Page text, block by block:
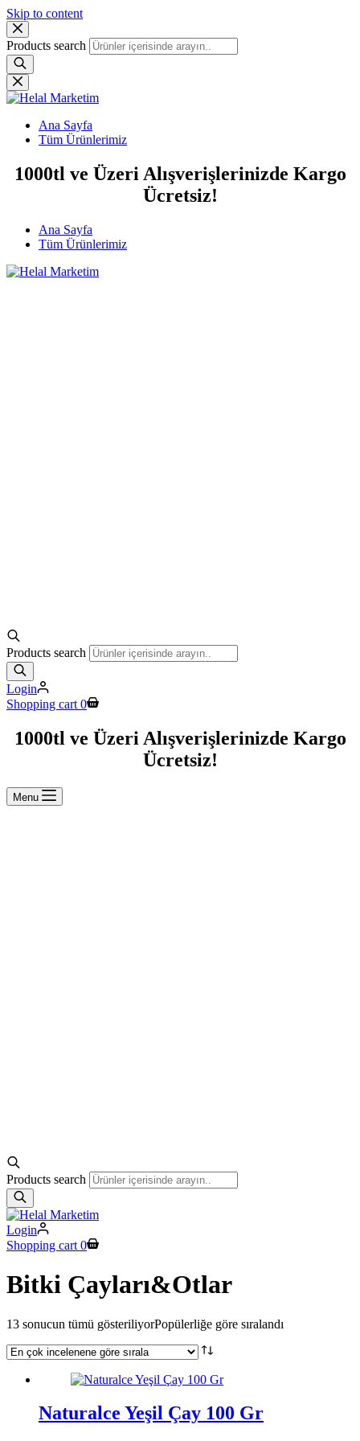
Skip to content
Products search
Ana Sayfa
Tüm Ürünlerimiz
1000tl ve Üzeri Alışverişlerinizde Kargo
Ücretsiz!
Ana Sayfa
Tüm Ürünlerimiz
Products search
Login
Shopping cart 0
1000tl ve Üzeri Alışverişlerinizde Kargo
Ücretsiz!
Menu
Products search
Login
Shopping cart 0
Bitki Çayları&Otlar
13 sonucun tümü gösteriliyorPopülerliğe göre sıralandı
Naturalce Yeşil Çay 100 Gr